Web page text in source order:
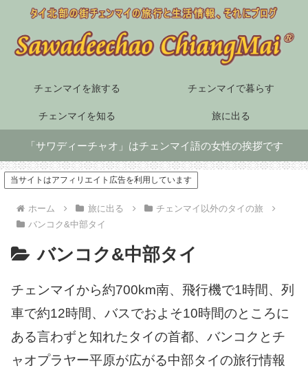
チェンマイを旅する チェンマイで暮らす
チェンマイを知る 旅に出る
「サワディーチャオ」はチェンマイ語の女性の挨拶です
当サイトはアフィリエイト広告を利用しています
ホーム 旅に出る
チェンマイ以外のタイの旅
バンコク&中部タイ
バンコク&中部タイ
チェンマイから約700km南、飛行機で1時間、列
車で約12時間、バスでおよそ10時間のところに
ある言わずと知れたタイの首都、バンコクとチ
ャオプラヤー平原が広がる中部タイの旅行情報